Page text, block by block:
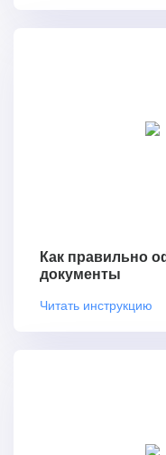
Как правильно
документы
Читать инструкцию